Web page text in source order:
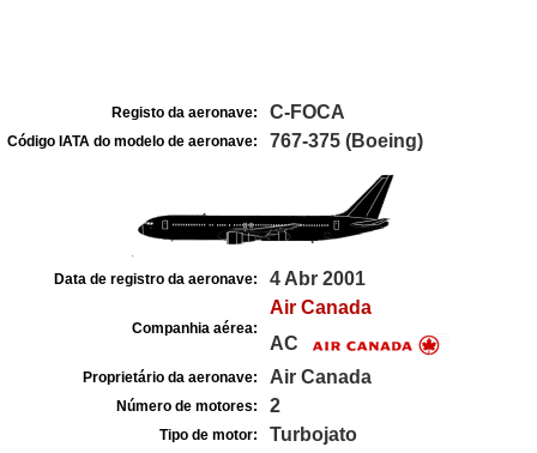
Registo da aeronave: C-FOCA
Código IATA do modelo de aeronave: 767-375 (Boeing)
Data de registro da aeronave: 4 Abr 2001
Companhia aérea:
Air Canada
AC
Proprietário da aeronave: Air Canada
Número de motores: 2
Tipo de motor: Turbojato